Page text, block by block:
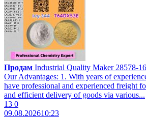
Продам Industrial Quality Maker 28578-
Our Advantages: 1. With years of
have professional and experienced freight
and efficient delivery of goods via various...
13 0
09.08.202610:23